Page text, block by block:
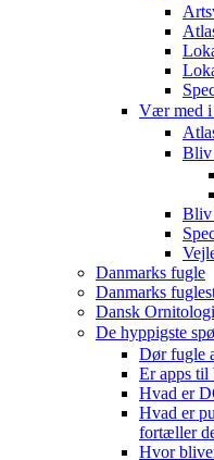
Vær med
Bliv
Bliv
Danmarks fugle
Danmarks
Dansk
De hyppigste
Dør fugle
Er apps til
Hvad er
Hvad er
fortæller
Hvor